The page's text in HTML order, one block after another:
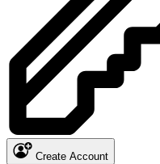
Create Account